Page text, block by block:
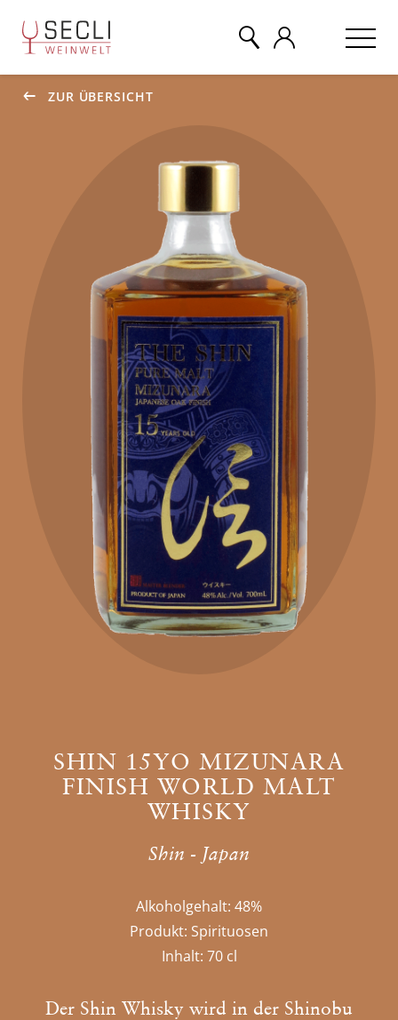
ZUR ÜBERSICHT
SHIN 15YO MIZUNARA
FINISH WORLD MALT
WHISKY
Shin - Japan
Alkoholgehalt: 48%
Produkt: Spirituosen
Inhalt: 70 cl
Der Shin Whisky wird in der Shinobu
EVENTS
ÜBER UNS
KONTAKT